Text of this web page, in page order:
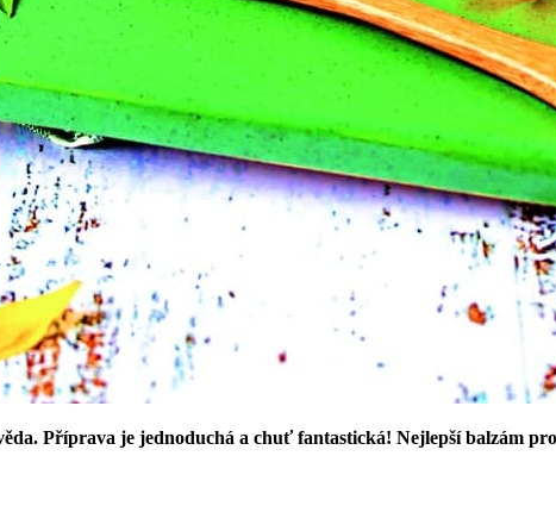
Příprava je jednoduchá a chuť fantastická! Nejlepší balzám